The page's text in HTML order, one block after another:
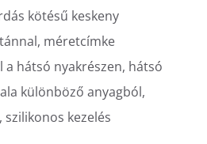
kötésű keskeny
méretcímke
hátsó nyakrészen, hátsó
különböző anyagból,
kezelés